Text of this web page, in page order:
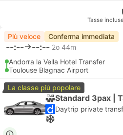
Tasse incluse
Più veloce Conferma immediata
--:-- --:-- 2o 44m
Andorra la Vella Hotel Transfer
Toulouse Blagnac Airport
La classe più popolare
Standard 3pax |